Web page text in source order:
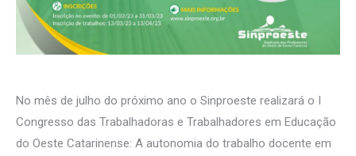
No mês de julho do próximo ano o Sinproeste realizará o I
Congresso das Trabalhadoras e Trabalhadores em Educação
do Oeste Catarinense: A autonomia do trabalho docente em